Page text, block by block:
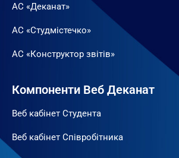
АС «Деканат»
АС «Студмістечко»
АС «Конструктор звітів»
Компоненти Веб Деканат
Веб кабінет Студента
Веб кабінет Співробітника